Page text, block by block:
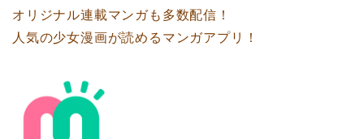
オリジナル連載マンガも多数配信！
人気の少女漫画が読めるマンガアプリ！